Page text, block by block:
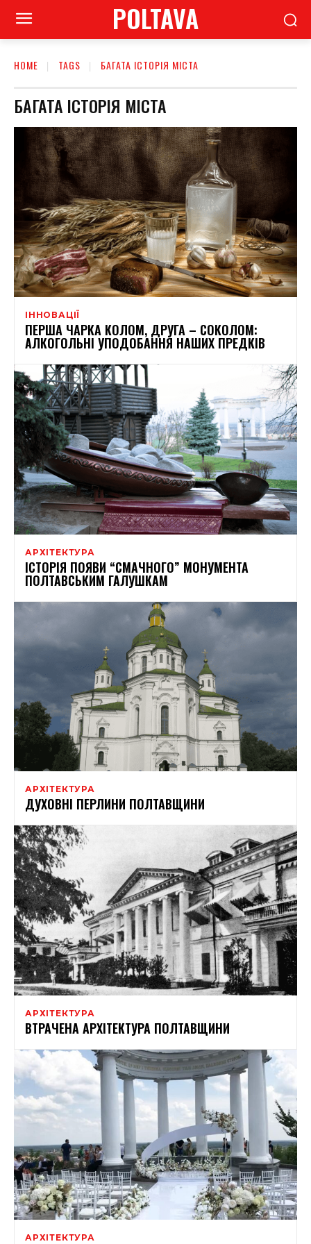
POLTAVA
HOME TAGS БАГАТА ІСТОРІЯ МІСТА
БАГАТА ІСТОРІЯ МІСТА
ІННОВАЦІЇ
ПЕРША ЧАРКА КОЛОМ, ДРУГА – СОКОЛОМ:
АЛКОГОЛЬНІ УПОДОБАННЯ НАШИХ ПРЕДКІВ
АРХІТЕКТУРА
ІСТОРІЯ ПОЯВИ “СМАЧНОГО” МОНУМЕНТА
ПОЛТАВСЬКИМ ГАЛУШКАМ
АРХІТЕКТУРА
ДУХОВНІ ПЕРЛИНИ ПОЛТАВЩИНИ
АРХІТЕКТУРА
ВТРАЧЕНА АРХІТЕКТУРА ПОЛТАВЩИНИ
АРХІТЕКТУРА